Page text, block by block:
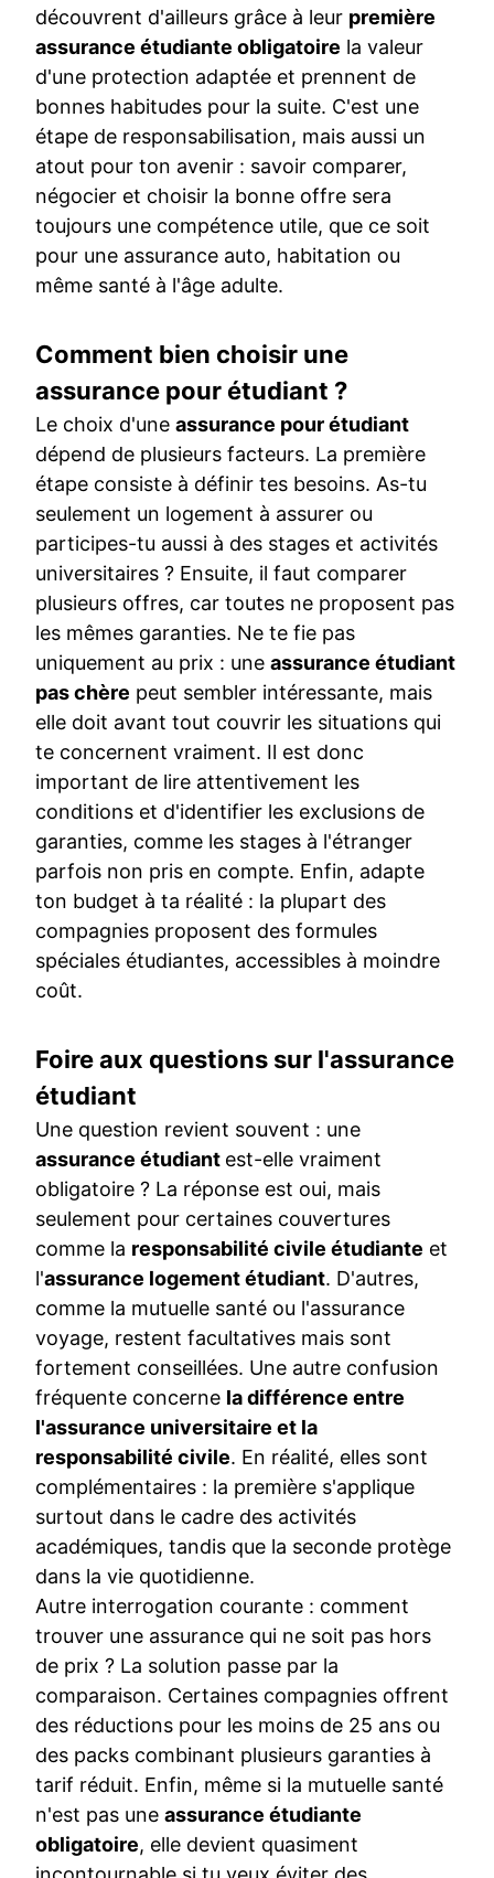
découvrent d'ailleurs grâce à leur première
assurance étudiante obligatoire la valeur
d'une protection adaptée et prennent de
bonnes habitudes pour la suite. C'est une
étape de responsabilisation, mais aussi un
atout pour ton avenir : savoir comparer,
négocier et choisir la bonne offre sera
toujours une compétence utile, que ce soit
pour une assurance auto, habitation ou
même santé à l'âge adulte.
Comment bien choisir une
assurance pour étudiant ?
Le choix d'une assurance pour étudiant
dépend de plusieurs facteurs. La première
étape consiste à définir tes besoins. As-tu
seulement un logement à assurer ou
participes-tu aussi à des stages et activités
universitaires ? Ensuite, il faut comparer
plusieurs offres, car toutes ne proposent pas
les mêmes garanties. Ne te fie pas
uniquement au prix : une assurance étudiant
pas chère peut sembler intéressante, mais
elle doit avant tout couvrir les situations qui
te concernent vraiment. Il est donc
important de lire attentivement les
conditions et d'identifier les exclusions de
garanties, comme les stages à l'étranger
parfois non pris en compte. Enfin, adapte
ton budget à ta réalité : la plupart des
compagnies proposent des formules
spéciales étudiantes, accessibles à moindre
coût.
Foire aux questions sur l'assurance
étudiant
Une question revient souvent : une
assurance étudiant est-elle vraiment
obligatoire ? La réponse est oui, mais
seulement pour certaines couvertures
comme la responsabilité civile étudiante et
l'assurance logement étudiant. D'autres,
comme la mutuelle santé ou l'assurance
voyage, restent facultatives mais sont
fortement conseillées. Une autre confusion
fréquente concerne la différence entre
l'assurance universitaire et la
responsabilité civile. En réalité, elles sont
complémentaires : la première s'applique
surtout dans le cadre des activités
académiques, tandis que la seconde protège
dans la vie quotidienne.
Autre interrogation courante : comment
trouver une assurance qui ne soit pas hors
de prix ? La solution passe par la
comparaison. Certaines compagnies offrent
des réductions pour les moins de 25 ans ou
des packs combinant plusieurs garanties à
tarif réduit. Enfin, même si la mutuelle santé
n'est pas une assurance étudiante
obligatoire, elle devient quasiment